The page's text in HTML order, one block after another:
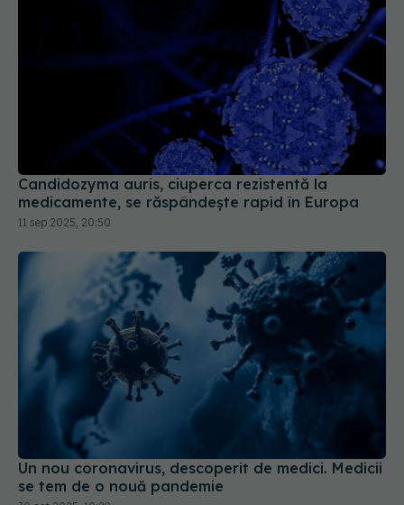
Candidozyma auris, ciuperca rezistentă la
medicamente, se răspândește rapid în Europa
11 sep 2025, 20:50
Un nou coronavirus, descoperit de medici. Medicii
se tem de o nouă pandemie